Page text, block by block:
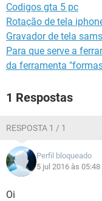
Codigos gta 5 pc
Rotação de tela
Gravador de tela
Para que serve a
da ferramenta
1 Respostas
RESPOSTA 1 / 1
Perfil bloqueado
5 jul 2016 às 05:48
Oi